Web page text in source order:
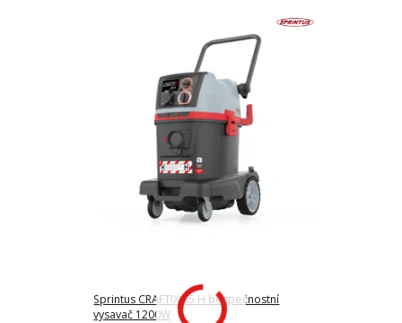
Sprintus CRAFTIX 35 H bezpečnostní
vysavač 1200W